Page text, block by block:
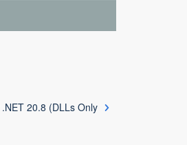
20.8 (DLLs Only